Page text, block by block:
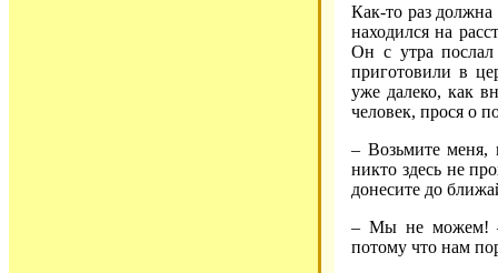
Как-то раз должна
находился на
Он с утра
приготовили в
уже далеко, как
человек, прося о
– Возьмите меня,
никто здесь не
донесите до
– Мы не можем!
потому что нам